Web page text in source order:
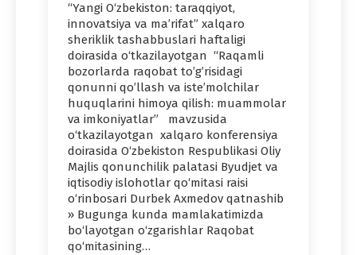
“Yangi O‘zbekiston: taraqqiyot,
innovatsiya va ma’rifat” xalqaro
sheriklik tashabbuslari haftaligi
doirasida o‘tkazilayotgan “Raqamli
bozorlarda raqobat to’g’risidagi
qonunni qo’llash va isteʼmolchilar
huquqlarini himoya qilish: muammolar
va imkoniyatlar” mavzusida
o‘tkazilayotgan xalqaro konferensiya
doirasida O‘zbekiston Respublikasi Oliy
Majlis qonunchilik palatasi Byudjet va
iqtisodiy islohotlar qo‘mitasi raisi
o‘rinbosari Durbek Axmedov qatnashib
» Bugunga kunda mamlakatimizda
bo‘layotgan o‘zgarishlar Raqobat
qo‘mitasining…